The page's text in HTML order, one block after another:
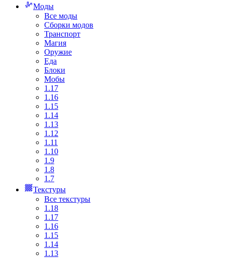
Моды
Все моды
Сборки модов
Транспорт
Магия
Оружие
Еда
Блоки
Мобы
1.17
1.16
1.15
1.14
1.13
1.12
1.11
1.10
1.9
1.8
1.7
Текстуры
Все текстуры
1.18
1.17
1.16
1.15
1.14
1.13